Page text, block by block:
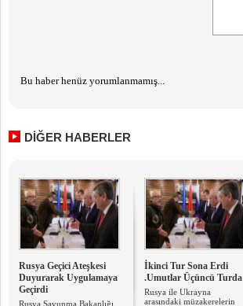
Bu haber henüz yorumlanmamış...
DİĞER HABERLER
Rusya Geçici Ateşkesi
Duyurarak Uygulamaya
Geçirdi
Rusya Savunma Bakanlığı,
İkinci Tur Sona Erdi
.Umutlar Üçüncü Turda
Rusya ile Ukrayna
arasındaki müzakerelerin